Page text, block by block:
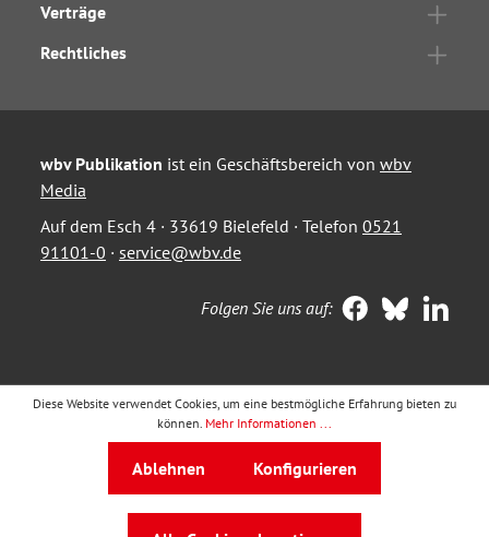
Verträge
Rechtliches
wbv Publikation ist ein Geschäftsbereich von wbv
Media
Auf dem Esch 4 · 33619 Bielefeld · Telefon 0521
91101-0 · service@wbv.de
Folgen Sie uns auf:
Diese Website verwendet Cookies, um eine bestmögliche Erfahrung bieten zu
können. Mehr Informationen ...
Ablehnen Konfigurieren